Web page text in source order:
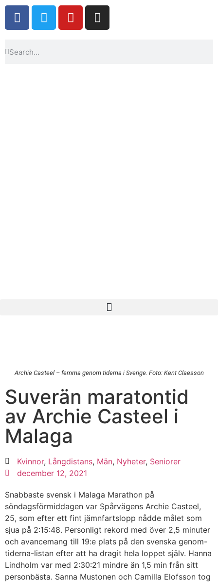
Archie Casteel – femma genom tiderna i Sverige. Foto: Kent Claesson
Suverän maratontid
av Archie Casteel i
Malaga
Kvinnor, Långdistans, Män, Nyheter, Seniorer
december 12, 2021
Snabbaste svensk i Malaga Marathon på
söndagsförmiddagen var Spårvägens Archie Casteel,
25, som efter ett fint jämnfartslopp nådde målet som
sjua på 2:15:48. Personligt rekord med över 2,5 minuter
och avancemang till 19:e plats på den svenska genom-
tiderna-listan efter att ha dragit hela loppet själv. Hanna
Lindholm var med 2:30:21 mindre än 1,5 min från sitt
personbästa. Sanna Mustonen och Camilla Elofsson tog